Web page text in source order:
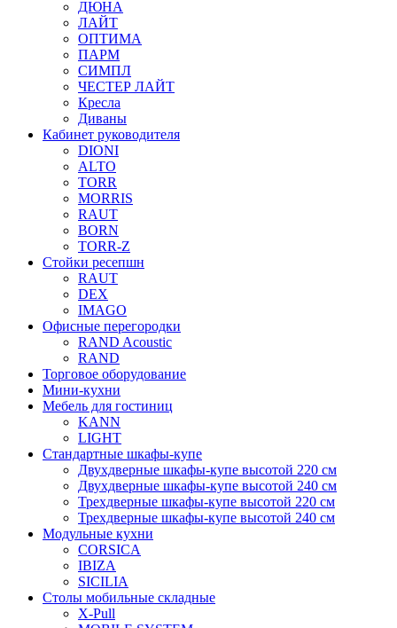
ДЮНА
ЛАЙТ
ОПТИМА
ПАРМ
СИМПЛ
ЧЕСТЕР ЛАЙТ
Кресла
Диваны
Кабинет руководителя
DIONI
ALTO
TORR
MORRIS
RAUT
BORN
TORR-Z
Стойки ресепшн
RAUT
DEX
IMAGO
Офисные перегородки
RAND Acoustic
RAND
Торговое оборудование
Мини-кухни
Мебель для гостиниц
KANN
LIGHT
Стандартные шкафы-купе
Двухдверные шкафы-купе высотой 220 см
Двухдверные шкафы-купе высотой 240 см
Трехдверные шкафы-купе высотой 220 см
Трехдверные шкафы-купе высотой 240 см
Модульные кухни
CORSICA
IBIZA
SICILIA
Столы мобильные складные
X-Pull